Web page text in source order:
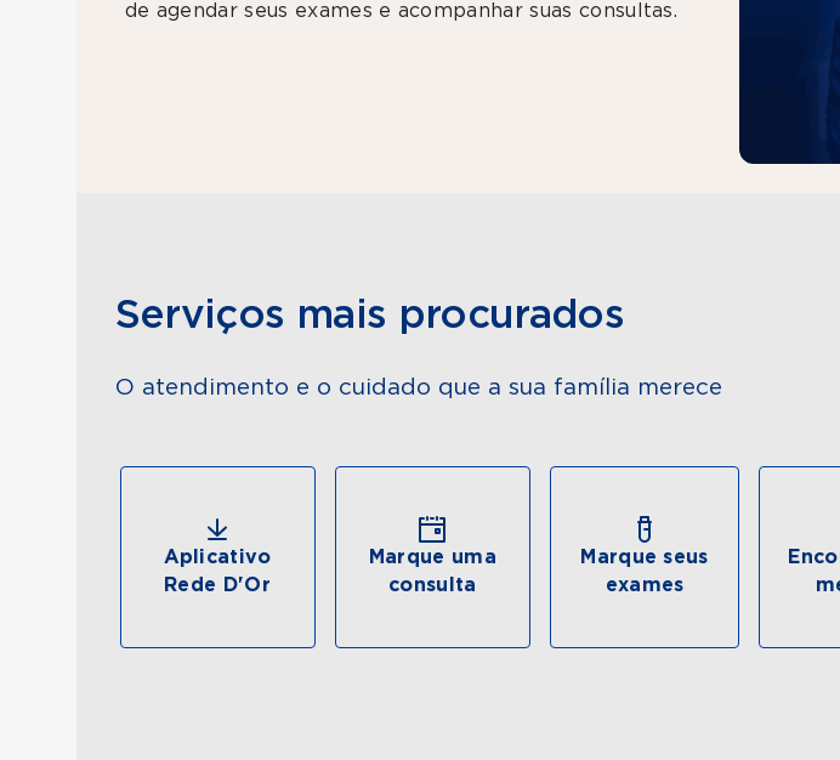
de agendar seus exames e acompanhar suas consultas.
Serviços mais procurados
O atendimento e o cuidado que a sua família merece
Aplicativo
Rede D'Or
Marque uma
consulta
Marque seus
exames